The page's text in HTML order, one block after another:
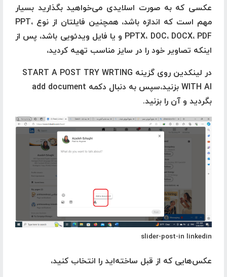
عکسی که به صورت اسلایدی می‌خواهید بگذارید بسیار
مهم است که اندازه باشد، همچنین فایلتان از نوع PPT،
PPTX، DOC، DOCX، PDF و یا فایل ویدئویی باشد، پس از
اینکه تصاویر خود را در سایز مناسب تهیه کردید،
در لینکدین روی گزینه START A POST TRY WRTING
WITH AI بزنید،سپس به دنبال دکمه add document
بگردید و آن را بزنید.
slider-post-in linkedin
عکس‌هایی که از قبل ساخته‌اید را انتخاب کنید،